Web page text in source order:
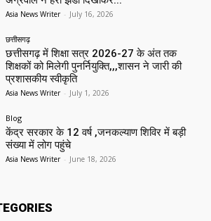
Asia News Writer - July 16, 2026
छत्तीसगढ़
छत्तीसगढ़ में शिक्षा सत्र 2026-27 के अंत तक
शिक्षकों को मिलेगी पुनर्नियुक्ति,,,शासन ने जारी की
प्रशासकीय स्वीकृति
Asia News Writer - July 1, 2026
Blog
केंद्र सरकार के 12 वर्ष ,जनकल्याण शिविर में बड़ी
संख्या में लोग पहुंचे
Asia News Writer - June 18, 2026